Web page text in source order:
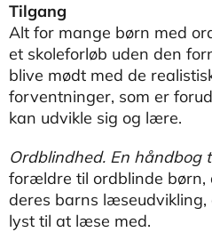
Tilgang
Alt for mange børn med
et skoleforløb uden den
blive mødt med de
forventninger, som er
kan udvikle sig og lære.
Ordblindhed. En håndbog
forældre til ordblinde børn,
deres barns
lyst til at læse med.